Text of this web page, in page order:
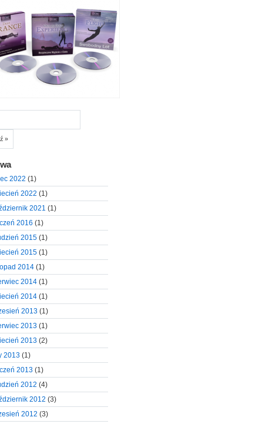
2022 (1)
2022 (1)
2021 (1)
2016 (1)
2015 (1)
2015 (1)
2014 (1)
2014 (1)
2014 (1)
2013 (1)
2013 (1)
2013 (2)
2013 (1)
2013 (1)
2012 (4)
2012 (3)
2012 (3)